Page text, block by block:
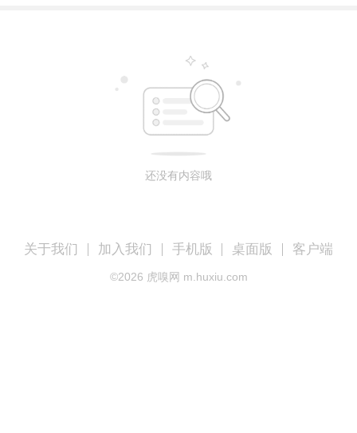
还没有内容哦
关于我们 加入我们 手机版 桌面版 客户端
©2026 虎嗅网 m.huxiu.com